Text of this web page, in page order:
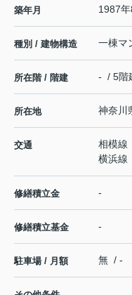
築年月 1987
種別 / 建物構造 一棟マ
所在階 / 階建 - / 5階
所在地 神奈川
交通 相模線
横浜線
修繕積立金 -
修繕積立基金 -
駐車場 / 月額 無 / -